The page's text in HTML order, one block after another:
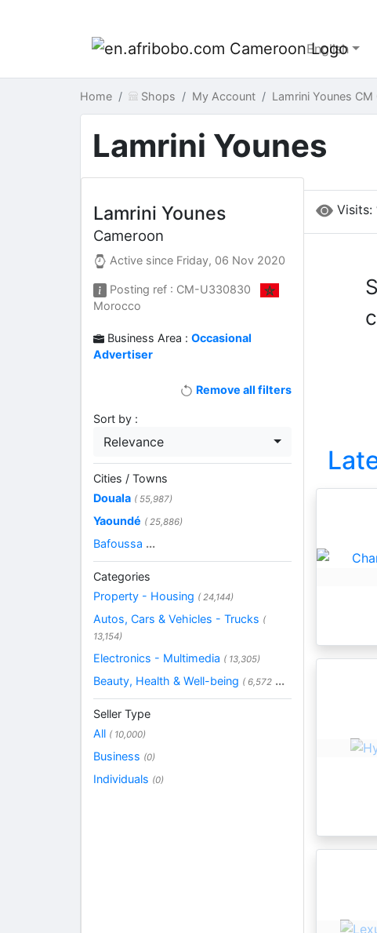
English
Home Shops My Account Lamrini Younes
Lamrini Younes
Visits:
Lamrini Younes
Cameroon
Active since Friday, 06 Nov 2020
Posting ref : CM-U330830
Morocco
Business Area :Occasional
Advertiser
Remove all filters
Sort by :
Relevance
Cities / Towns
Douala ( 55,987)
Yaoundé ( 25,886)
Bafoussa ...
Categories
Property - Housing ( 24,144)
Autos, Cars & Vehicles - Trucks (
13,154)
Electronics - Multimedia ( 13,305)
Beauty, Health & Well-being ( 6,572 ...
Seller Type
All ( 10,000)
Business (0)
Individuals (0)